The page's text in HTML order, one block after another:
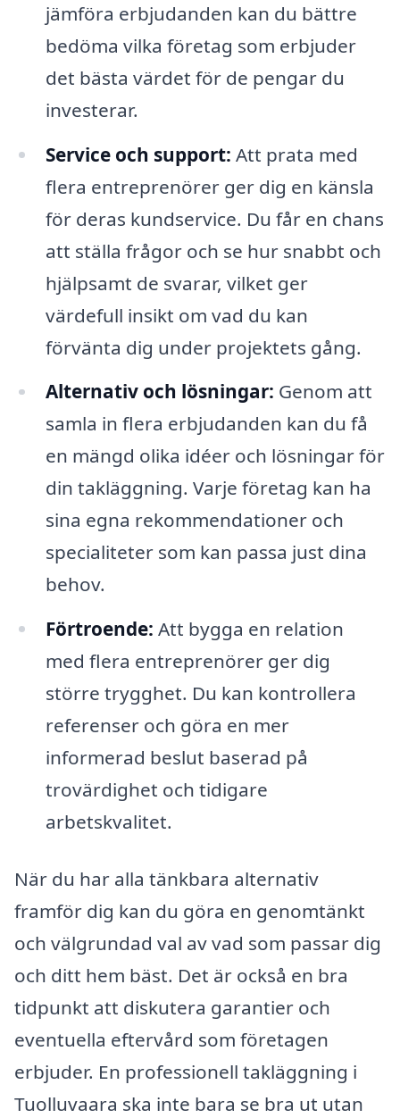
jämföra erbjudanden kan du bättre
bedöma vilka företag som erbjuder
det bästa värdet för de pengar du
investerar.
Service och support: Att prata med
flera entreprenörer ger dig en känsla
för deras kundservice. Du får en chans
att ställa frågor och se hur snabbt och
hjälpsamt de svarar, vilket ger
värdefull insikt om vad du kan
förvänta dig under projektets gång.
Alternativ och lösningar: Genom att
samla in flera erbjudanden kan du få
en mängd olika idéer och lösningar för
din takläggning. Varje företag kan ha
sina egna rekommendationer och
specialiteter som kan passa just dina
behov.
Förtroende: Att bygga en relation
med flera entreprenörer ger dig
större trygghet. Du kan kontrollera
referenser och göra en mer
informerad beslut baserad på
trovärdighet och tidigare
arbetskvalitet.
När du har alla tänkbara alternativ
framför dig kan du göra en genomtänkt
och välgrundad val av vad som passar dig
och ditt hem bäst. Det är också en bra
tidpunkt att diskutera garantier och
eventuella eftervård som företagen
erbjuder. En professionell takläggning i
Tuolluvaara ska inte bara se bra ut utan